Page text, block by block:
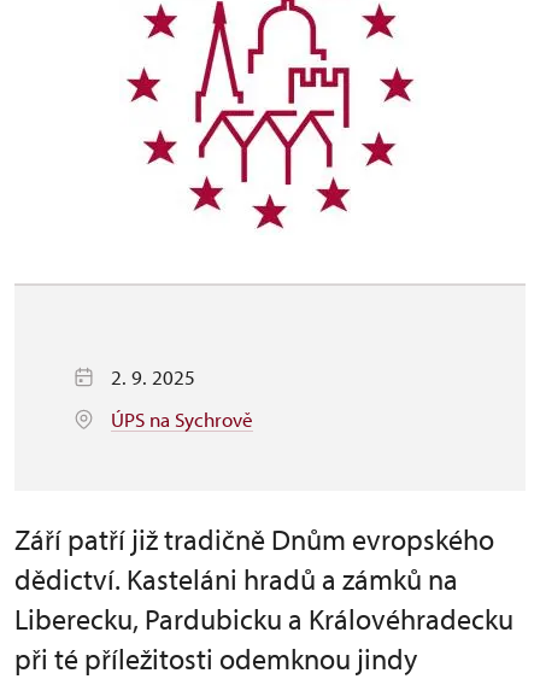
2. 9. 2025
ÚPS na Sychrově
Září patří již tradičně Dnům evropského
dědictví. Kasteláni hradů a zámků na
Liberecku, Pardubicku a Královéhradecku
při té příležitosti odemknou jindy